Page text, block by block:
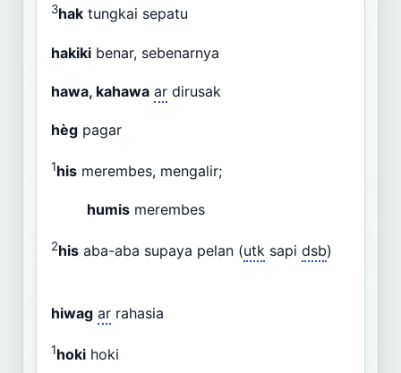
3hak tungkai sepatu
hakiki benar, sebenarnya
hawa, kahawa ar dirusak
hèg pagar
1his merembes, mengalir;
humis merembes
2his aba-aba supaya pelan (utk sapi dsb)
hiwag ar rahasia
1hoki hoki